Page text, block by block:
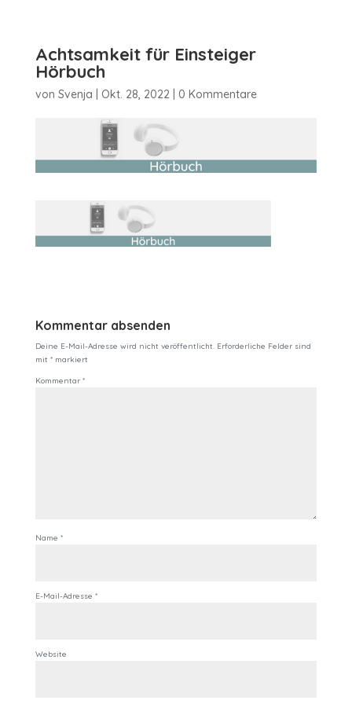
Achtsamkeit für Einsteiger
Hörbuch
von Svenja Okt. 28, 2022| 0 Kommentare
Kommentar absenden
Deine E-Mail-Adresse wird nicht veröffentlicht. Erforderliche Felder sind
mit *markiert
Kommentar *
Name *
E-Mail-Adresse *
Website